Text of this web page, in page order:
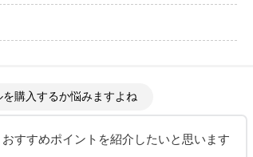
購入するか悩みますよね
すすめポイントを紹介したいと思います